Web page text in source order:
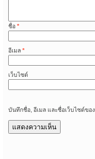
ชื่อ *
อีเมล *
เว็บไซต์
บันทึกชื่อ, อีเมล และชื่อเว็บไซต์ขอ